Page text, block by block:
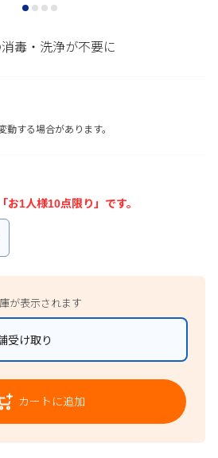
毒・洗浄が不要に
動する場合があります。
お1人様10点限り」です。
が表示されます
受け取り
カートに追加